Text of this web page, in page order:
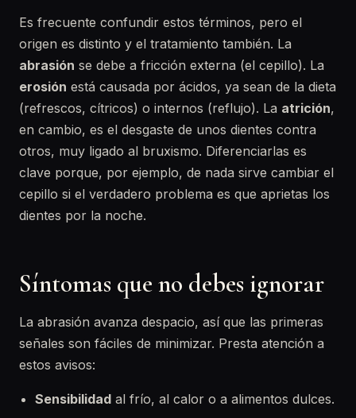
Es frecuente confundir estos términos, pero el
origen es distinto y el tratamiento también. La
abrasión se debe a fricción externa (el cepillo). La
erosión está causada por ácidos, ya sean de la dieta
(refrescos, cítricos) o internos (reflujo). La atrición,
en cambio, es el desgaste de unos dientes contra
otros, muy ligado al bruxismo. Diferenciarlas es
clave porque, por ejemplo, de nada sirve cambiar el
cepillo si el verdadero problema es que aprietas los
dientes por la noche.
Síntomas que no debes ignorar
La abrasión avanza despacio, así que las primeras
señales son fáciles de minimizar. Presta atención a
estos avisos:
Sensibilidad al frío, al calor o a alimentos dulces.